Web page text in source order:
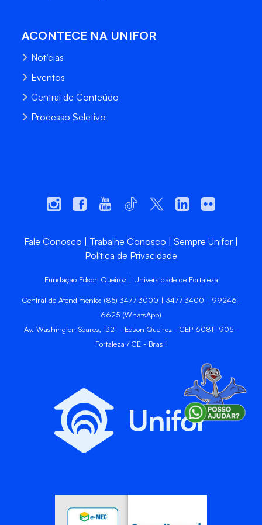
ACONTECE NA UNIFOR
Notícias
Eventos
Central de Conteúdo
Processo Seletivo
Fale Conosco Trabalhe Conosco
Sempre Unifor
Política de Privacidade
Fundação Edson Queiroz | Universidade de Fortaleza
Central de Atendimento: (85) 3477-3000 | 3477-3400 | 99246-
6625 (WhatsApp)
Av. Washington Soares, 1321 - Edson Queiroz - CEP 60811-905 -
Fortaleza / CE - Brasil